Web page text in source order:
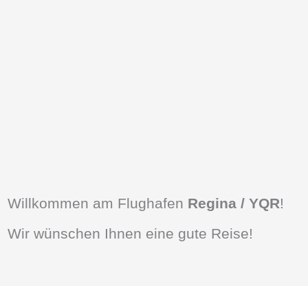
Willkommen am Flughafen Regina / YQR!
Wir wünschen Ihnen eine gute Reise!